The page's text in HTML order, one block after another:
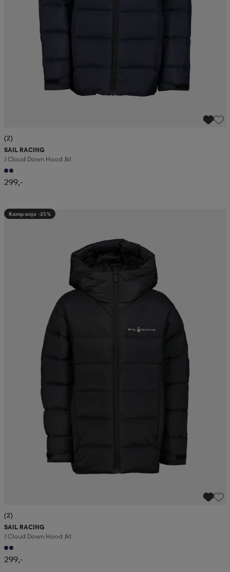
(2)
SAIL RACING
J Cloud Down Hood Jkt
299,-
Kampanja -25%
(2)
SAIL RACING
J Cloud Down Hood Jkt
299,-